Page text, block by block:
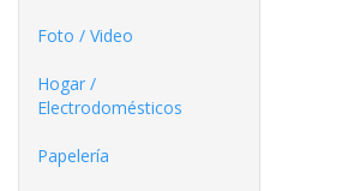
Foto / Video
Hogar /
Electrodomésticos
Papelería